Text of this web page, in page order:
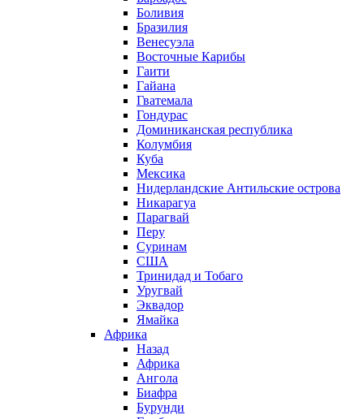
Боливия
Бразилия
Венесуэла
Восточные Карибы
Гаити
Гайана
Гватемала
Гондурас
Доминиканская республика
Колумбия
Куба
Мексика
Нидерландские Антильские острова
Никарагуа
Парагвай
Перу
Суринам
США
Тринидад и Тобаго
Уругвай
Эквадор
Ямайка
Африка
Назад
Африка
Ангола
Биафра
Бурунди